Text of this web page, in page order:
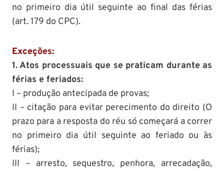
no primeiro dia útil seguinte ao final das férias
(art. 179 do CPC).
Exceções:
1. Atos processuais que se praticam durante as
férias e feriados:
I – produção antecipada de provas;
II – citação para evitar perecimento do direito (O
prazo para a resposta do réu só começará a correr
no primeiro dia útil seguinte ao feriado ou às
férias);
III – arresto, sequestro, penhora, arrecadação,